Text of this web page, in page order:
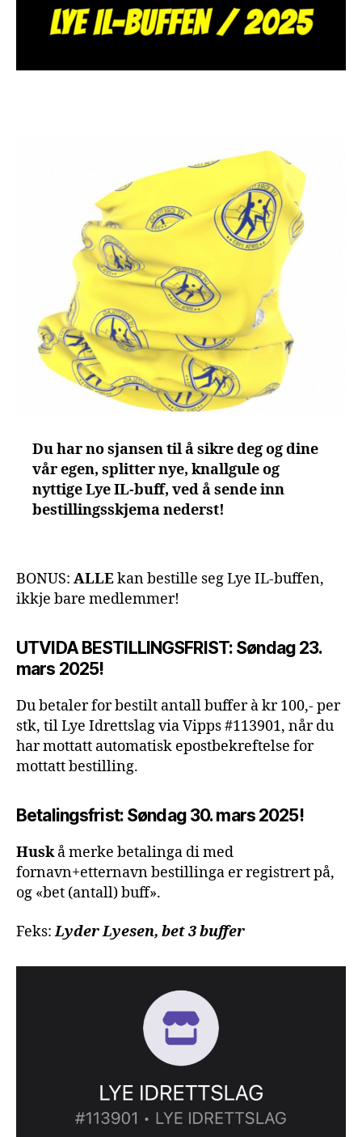
Du har no sjansen til å sikre deg og dine
vår egen, splitter nye, knallgule og
nyttige Lye IL-buff, ved å sende inn
bestillingsskjema nederst!
BONUS: ALLEkan bestille seg Lye IL-buffen,
ikkje bare medlemmer!
UTVIDA BESTILLINGSFRIST: Søndag 23.
mars 2025!
Du betaler for bestilt antall buffer à kr 100,- per
stk, til Lye Idrettslag via Vipps #113901, når du
har mottatt automatisk epostbekreftelse for
mottatt bestilling.
Betalingsfrist: Søndag 30. mars 2025!
Huskå merke betalinga di med
fornavn+etternavn bestillinga er registrert på,
og «bet (antall) buff».
Feks:Lyder Lyesen, bet 3 buffer